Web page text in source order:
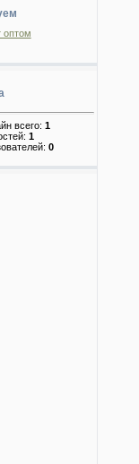
оптом
всего: 1
1
0